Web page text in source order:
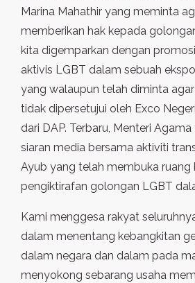
Marina Mahathir yang meminta
memberikan hak kepada
kita digemparkan dengan
aktivis LGBT dalam sebuah
yang walaupun telah diminta
tidak dipersetujui oleh Exco
dari DAP. Terbaru, Menteri
siaran media bersama aktiviti
Ayub yang telah membuka ruang
pengiktirafan golongan LGBT
Kami menggesa rakyat
dalam menentang kebangkitan
dalam negara dan dalam pada
menyokong sebarang usaha